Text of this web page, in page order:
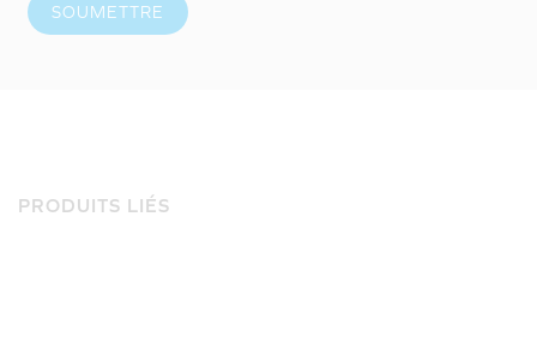
SOUMETTRE
PRODUITS LIÉS